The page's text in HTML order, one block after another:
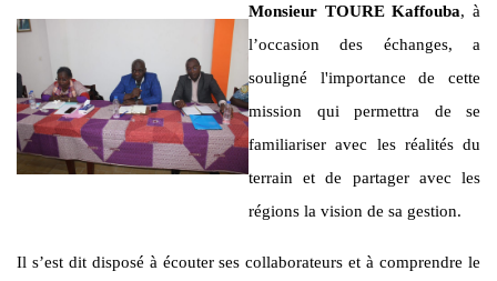
Monsieur TOURE Kaffouba, à
l’occasion des échanges, a
souligné l'importance de cette
mission qui permettra de se
familiariser avec les réalités du
terrain et de partager avec les
régions la vision de sa gestion.
Il s’est dit disposé à écouter ses collaborateurs et à comprendre le